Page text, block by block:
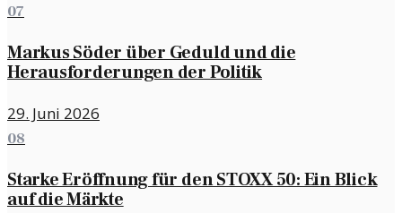
07
Markus Söder über Geduld und die
Herausforderungen der Politik
29. Juni 2026
08
Starke Eröffnung für den STOXX 50: Ein Blick
auf die Märkte